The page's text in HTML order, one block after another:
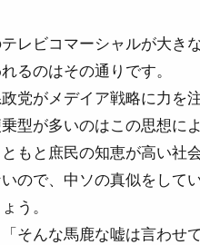
レビコマーシャルが大き
るのはその通りです。
党がメデイア戦略に力を
型が多いのはこの思想に
もと庶民の知恵が高い社
ので、中ソの真似をして
う。
そんな馬鹿な嘘は言わせ